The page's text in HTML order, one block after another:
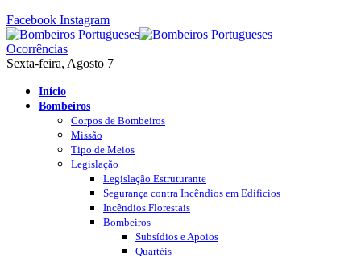
Facebook Instagram
Ocorrências
Sexta-feira, Agosto 7
Início
Bombeiros
Corpos de Bombeiros
Missão
Tipo de Meios
Legislação
Legislação Estruturante
Segurança contra Incêndios em Edificios
Incêndios Florestais
Bombeiros
Subsídios e Apoios
Quartéis